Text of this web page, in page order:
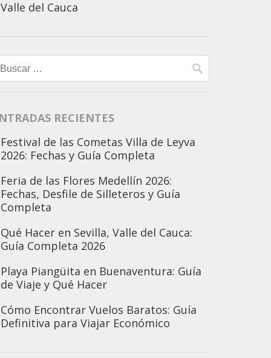
Valle del Cauca
RECIENTES
Festival de las Cometas Villa de Leyva
2026: Fechas y Guía Completa
Feria de las Flores Medellín 2026:
Fechas, Desfile de Silleteros y Guía
Completa
Qué Hacer en Sevilla, Valle del Cauca:
Guía Completa 2026
Playa Piangüita en Buenaventura: Guía
de Viaje y Qué Hacer
Cómo Encontrar Vuelos Baratos: Guía
Definitiva para Viajar Económico